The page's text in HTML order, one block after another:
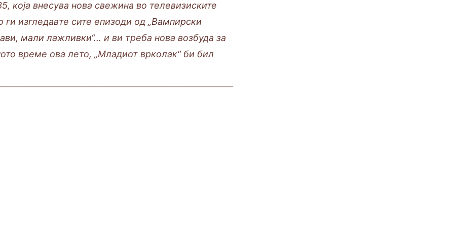
која внесува нова свежина во телевизиските
ги изгледавте сите епизоди од„Вампирски
мали лажливки“… и ви треба нова возбуда за
време ова лето, „Младиот врколак“ би бил